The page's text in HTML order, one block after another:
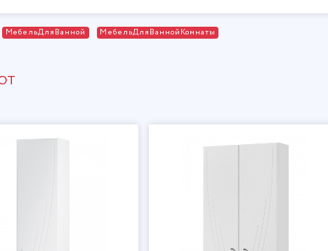
МебельДляВанной МебельДляВаннойКомнаты